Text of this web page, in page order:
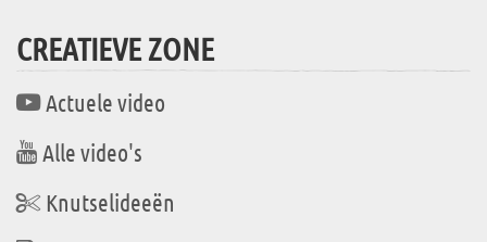
CREATIEVE ZONE
Actuele video
Alle video's
Knutselideeën